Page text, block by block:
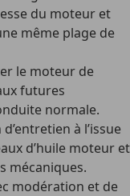
du moteur et
même plage de
le moteur de
futures
normale.
à l’issue
d’huile moteur et
mécaniques.
modération et de